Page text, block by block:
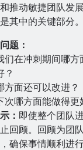
推动敏捷团队发
其中的关键部分。
题：
们在冲刺期间哪方
？
方面还可以改进？
次哪方面能做得更
： 即使整个团队
回顾。回顾为团
确保事情顺利进行